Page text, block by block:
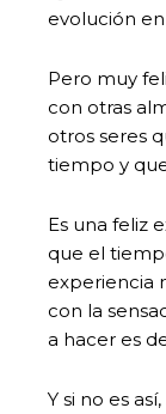
evolución
Pero muy
con otras
otros seres
tiempo y
Es una feliz
que el
experiencia
con la
a hacer es
Y si no es